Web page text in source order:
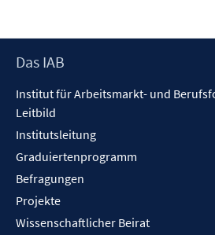
Footer
Das IAB
Institut für Arbeitsmarkt- und
Leitbild
Institutsleitung
Graduiertenprogramm
Befragungen
Projekte
Wissenschaftlicher Beirat